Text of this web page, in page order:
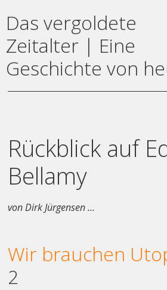
Das vergoldete
Zeitalter | Eine
Geschichte von
Rückblick auf
Bellamy
von Dirk Jürgensen ...
Wir brauchen
2